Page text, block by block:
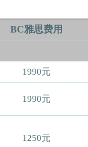
BC雅思费用
1990元
1990元
1250元